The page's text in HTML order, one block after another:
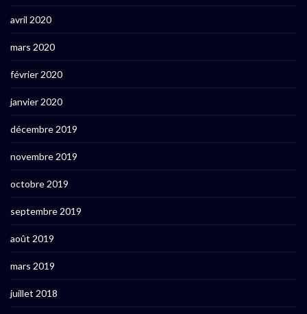
avril 2020
mars 2020
février 2020
janvier 2020
décembre 2019
novembre 2019
octobre 2019
septembre 2019
août 2019
mars 2019
juillet 2018